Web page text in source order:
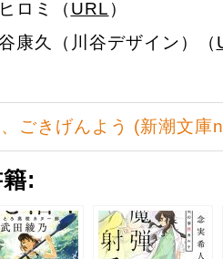
ロミ（ URL ）
康久（川谷デザイン）（
ごきげんよう (新潮文庫
: